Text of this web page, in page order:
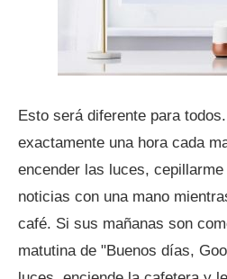
Esto será diferente para
exactamente una hora cada
encender las luces,
noticias con una mano
café. Si sus mañanas son
matutina de "Buenos días,